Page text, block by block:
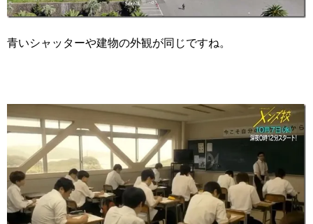
青いシャッターや建物の外観が同じですね。